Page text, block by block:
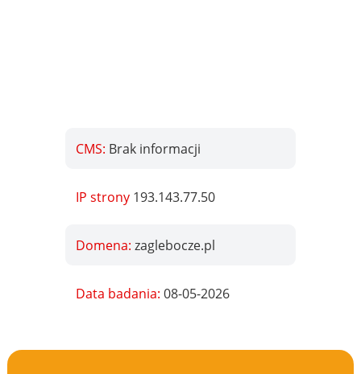
CMS: Brak informacji
IP strony 193.143.77.50
Domena:zaglebocze.pl
Data badania:08-05-2026